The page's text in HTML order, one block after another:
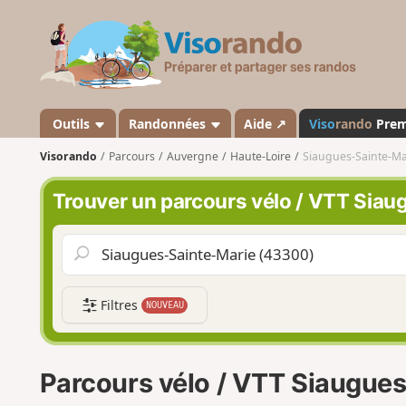
s
a
n
d
o
Outils Randonnées Aide ↗ Visorando
Visorando Parcours Auvergne Haute-Loire Siaugues-Sainte-
Trouver un parcours vélo / VTT
Filtres NOUVEAU
Parcours vélo / VTT